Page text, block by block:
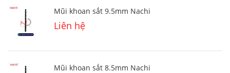
Mũi khoan sắt 9.5mm Nachi
Liên hệ
Mũi khoan sắt 8.5mm Nachi